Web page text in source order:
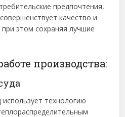
предпочтения,
качество и
этом сохраняя лучшие
производства:
технологию